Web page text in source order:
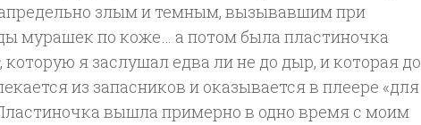
злым и темным, вызывавшим при
мурашек по коже… а потом была пластиночка
, которую я заслушал едва ли не до дыр, и которая до
из запасников и оказывается в плеере «для
вышла примерно в одно время с моим